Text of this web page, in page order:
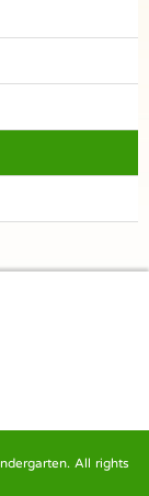
All rights